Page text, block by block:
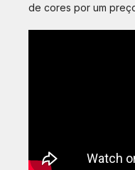
de cores por um